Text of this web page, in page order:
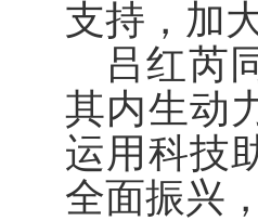
支持，加
吕红芮
其内生动
运用科技
全面振兴